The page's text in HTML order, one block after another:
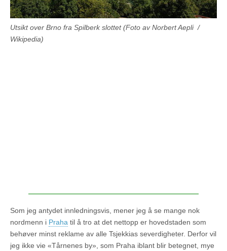
Utsikt over Brno fra Spilberk slottet (Foto av Norbert Aepli /
Wikipedia)
Som jeg antydet innledningsvis, mener jeg å se mange nok
nordmenn i Praha til å tro at det nettopp er hovedstaden som
behøver minst reklame av alle Tsjekkias severdigheter. Derfor vil
jeg ikke vie «Tårnenes by», som Praha iblant blir betegnet, mye